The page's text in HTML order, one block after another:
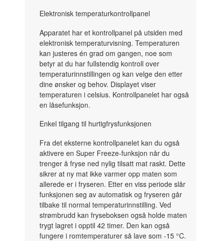
Elektronisk temperaturkontrollpanel
Apparatet har et kontrollpanel på utsiden med
elektronisk temperaturvisning. Temperaturen
kan justeres én grad om gangen, noe som
betyr at du har fullstendig kontroll over
temperaturinnstillingen og kan velge den etter
dine ønsker og behov. Displayet viser
temperaturen i celsius. Kontrollpanelet har også
en låsefunksjon.
Enkel tilgang til hurtigfrysfunksjonen
Fra det eksterne kontrollpanelet kan du også
aktivere en Super Freeze-funksjon når du
trenger å fryse ned nylig tilsatt mat raskt. Dette
sikrer at ny mat ikke varmer opp maten som
allerede er i fryseren. Etter en viss periode slår
funksjonen seg av automatisk og fryseren går
tilbake til normal temperaturinnstilling. Ved
strømbrudd kan fryseboksen også holde maten
trygt lagret i opptil 42 timer. Den kan også
fungere i romtemperaturer så lave som -15 °C.